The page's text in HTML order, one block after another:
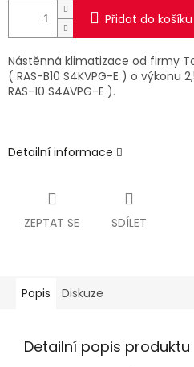
Přidat do košíku
Nástěnná klimatizace od firmy
( RAS-B10 S4KVPG-E ) o výkonu
RAS-10 S4AVPG-E ).
Detailní informace
ZEPTAT SE SDÍLET
Popis Diskuze
Detailní popis produktu